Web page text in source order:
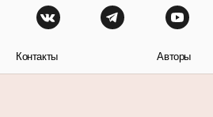
Контакты Авторы